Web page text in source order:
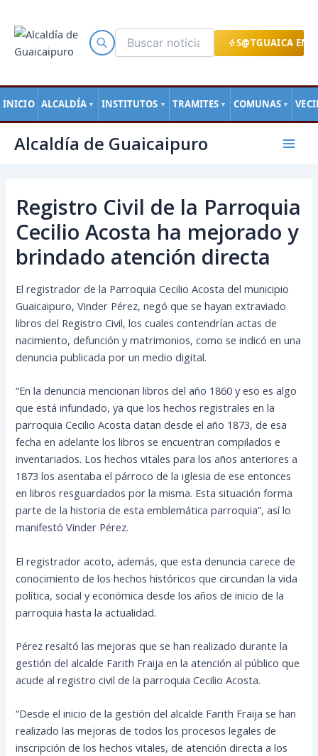
S@TGUAICA EN
INICIO ALCALDÍA ▼ INSTITUTOS ▼ TRAMITES ▼ COMUNAS ▼
contenido
Alcaldía de Guaicaipuro
Main
Registro Civil de la Parroquia
Cecilio Acosta ha mejorado y
brindado atención directa
El registrador de la Parroquia Cecilio Acosta del municipio
Guaicaipuro, Vinder Pérez, negó que se hayan extraviado
libros del Registro Civil, los cuales contendrían actas de
nacimiento, defunción y matrimonios, como se indicó en una
denuncia publicada por un medio digital.
“En la denuncia mencionan libros del año 1860 y eso es algo
que está infundado, ya que los hechos registrales en la
parroquia Cecilio Acosta datan desde el año 1873, de esa
fecha en adelante los libros se encuentran compilados e
inventariados. Los hechos vitales para los años anteriores a
1873 los asentaba el párroco de la iglesia de ese entonces
en libros resguardados por la misma. Esta situación forma
parte de la historia de esta emblemática parroquia”, así lo
manifestó Vinder Pérez.
El registrador acoto, además, que esta denuncia carece de
conocimiento de los hechos históricos que circundan la vida
política, social y económica desde los años de inicio de la
parroquia hasta la actualidad.
Pérez resaltó las mejoras que se han realizado durante la
gestión del alcalde Farith Fraija en la atención al público que
acude al registro civil de la parroquia Cecilio Acosta.
“Desde el inicio de la gestión del alcalde Farith Fraija se han
realizado las mejoras de todos los procesos legales de
inscripción de los hechos vitales, de atención directa a los
de